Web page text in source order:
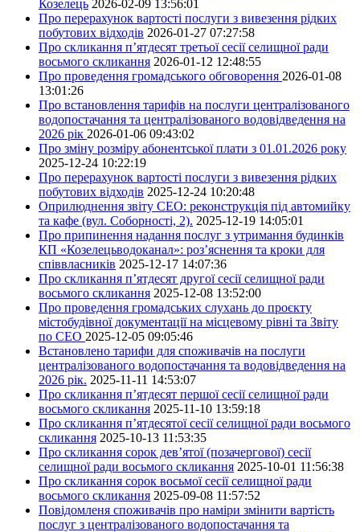
Козелець 2026-02-09 13:56:01
Про перерахунок вартості послуги з вивезення рідких
побутових відходів 2026-01-27 07:27:58
Про скликання п’ятдесят третьої сесії селищної ради
восьмого скликання 2026-01-12 12:48:55
Про проведення громадського обговорення 2026-01-08
13:01:26
Про встановлення тарифів на послуги централізованого
водопостачання та централізованого водовідведення на
2026 рік 2026-01-06 09:43:02
Про зміну розміру абонентської плати з 01.01.2026 року
2025-12-24 10:22:19
Про перерахунок вартості послуги з вивезення рідких
побутових відходів 2025-12-24 10:20:48
Оприлюднення звіту СЕО: реконструкція під автомийку
та кафе (вул. Соборності, 2). 2025-12-19 14:05:01
Про припинення надання послуг з утримання будинків
КП «Козелецьводоканал»: роз’яснення та кроки для
співвласників 2025-12-17 14:07:36
Про скликання п’ятдесят другої сесії селищної ради
восьмого скликання 2025-12-08 13:52:00
Про проведення громадських слухань до проєкту
містобудівної документації на місцевому рівні та Звіту
по СЕО 2025-12-05 09:05:46
Встановлено тарифи для споживачів на послуги
централізованого водопостачання та водовідведення на
2026 рік. 2025-11-11 14:53:07
Про скликання п’ятдесят першої сесії селищної ради
восьмого скликання 2025-11-10 13:59:18
Про скликання п’ятдесятої сесії селищної ради восьмого
скликання 2025-10-13 11:53:35
Про скликання сорок дев’ятої (позачергової) сесії
селищної ради восьмого скликання 2025-10-01 11:56:38
Про скликання сорок восьмої сесії селищної ради
восьмого скликання 2025-09-08 11:57:52
Повідомленя споживачів про наміри змінити вартість
послуг з централізованого водопостачання та